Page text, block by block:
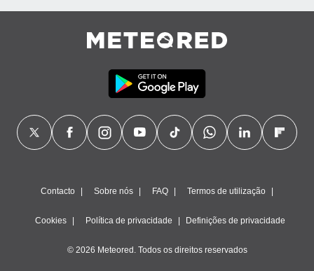
Contacto Sobre nós FAQ Termos de utilização
Cookies Política de privacidade Definições de privacidade
© 2026 Meteored. Todos os direitos reservados